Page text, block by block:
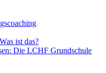
ist das?
Die LCHF Grundschule